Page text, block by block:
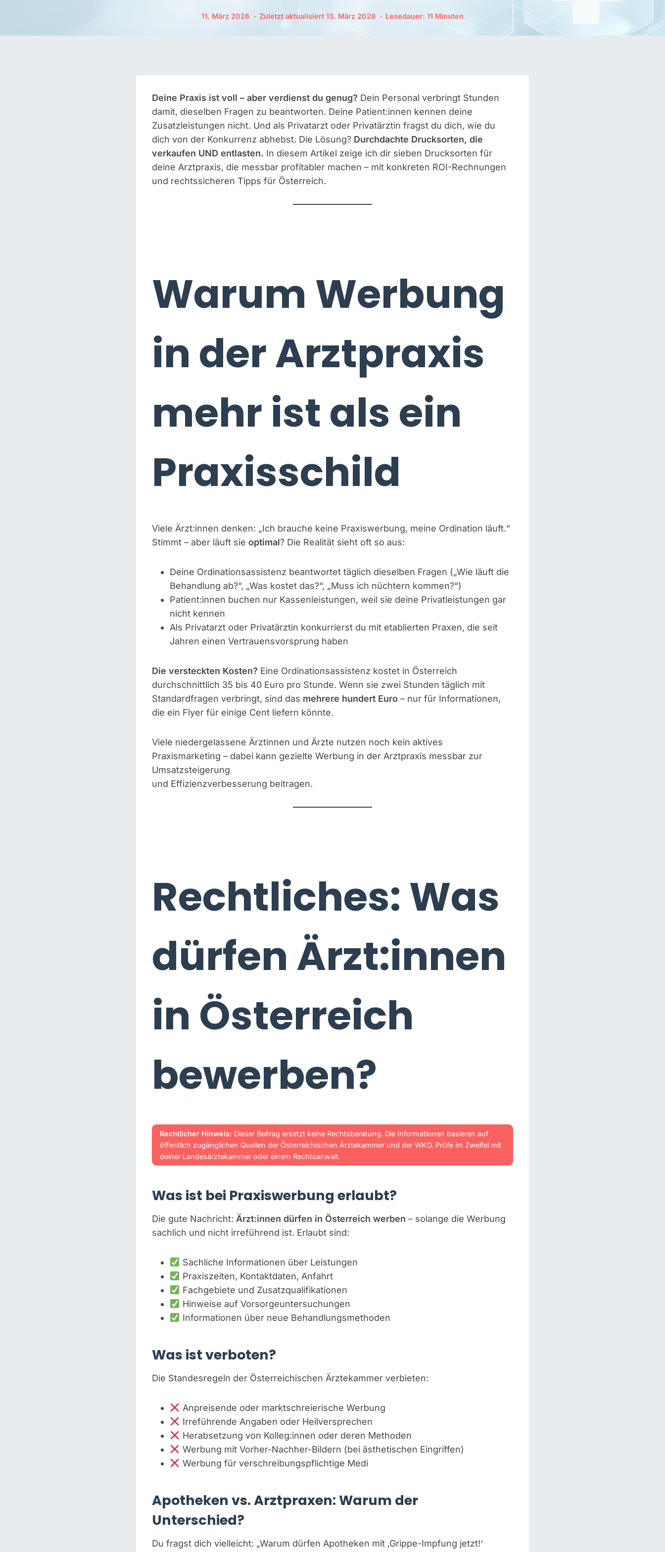
11. März 2026 Zuletzt aktualisiert 13. März 2026 Lesedauer: 11 Minuten
Deine Praxis ist voll – aber verdienst du genug? Dein Personal verbringt Stunden
damit, dieselben Fragen zu beantworten. Deine Patient:innen kennen deine
Zusatzleistungen nicht. Und als Privatarzt oder Privatärztin fragst du dich, wie du
dich von der Konkurrenz abhebst. Die Lösung? Durchdachte Drucksorten, die
verkaufen UND entlasten. In diesem Artikel zeige ich dir sieben Drucksorten für
deine Arztpraxis, die messbar profitabler machen – mit konkreten ROI-Rechnungen
und rechtssicheren Tipps für Österreich.
Warum Werbung
in der Arztpraxis
mehr ist als ein
Praxisschild
Viele Ärzt:innen denken: „Ich brauche keine Praxiswerbung, meine Ordination läuft.“
Stimmt – aber läuft sie optimal? Die Realität sieht oft so aus:
Deine Ordinationsassistenz beantwortet täglich dieselben Fragen („Wie läuft die
Behandlung ab?“, „Was kostet das?“, „Muss ich nüchtern kommen?“)
Patient:innen buchen nur Kassenleistungen, weil sie deine Privatleistungen gar
nicht kennen
Als Privatarzt oder Privatärztin konkurrierst du mit etablierten Praxen, die seit
Jahren einen Vertrauensvorsprung haben
Die versteckten Kosten? Eine Ordinationsassistenz kostet in Österreich
durchschnittlich 35 bis 40 Euro pro Stunde. Wenn sie zwei Stunden täglich mit
Standardfragen verbringt, sind das mehrere hundert Euro – nur für Informationen,
die ein Flyer für einige Cent liefern könnte.
Viele niedergelassene Ärztinnen und Ärzte nutzen noch kein aktives
Praxismarketing – dabei kann gezielte Werbung in der Arztpraxis messbar zur
Umsatzsteigerung
und Effizienzverbesserung beitragen.
Rechtliches: Was
dürfen Ärzt:innen
in Österreich
bewerben?
Rechtlicher Hinweis: Dieser Beitrag ersetzt keine Rechtsberatung. Die Informationen basieren auf
öffentlich zugänglichen Quellen der Österreichischen Ärztekammer und der WKO. Prüfe im Zweifel mit
deiner Landesärztekammer oder einem Rechtsanwalt.
Was ist bei Praxiswerbung erlaubt?
Die gute Nachricht: Ärzt:innen dürfen in Österreich werben – solange die Werbung
sachlich und nicht irreführend ist. Erlaubt sind:
Sachliche Informationen über Leistungen
Praxiszeiten, Kontaktdaten, Anfahrt
Fachgebiete und Zusatzqualifikationen
Hinweise auf Vorsorgeuntersuchungen
Informationen über neue Behandlungsmethoden
Was ist verboten?
Die Standesregeln der Österreichischen Ärztekammer verbieten:
Anpreisende oder marktschreierische Werbung
Irreführende Angaben oder Heilversprechen
Herabsetzung von Kolleg:innen oder deren Methoden
Werbung mit Vorher-Nachher-Bildern (bei ästhetischen Eingriffen)
Werbung für verschreibungspflichtige Medi
Apotheken vs. Arztpraxen: Warum der
Unterschied?
Du fragst dich vielleicht: „Warum dürfen Apotheken mit ‚Grippe-Impfung jetzt!‘